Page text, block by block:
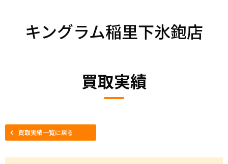
キングラム稲里下氷鉋店
買取実績
買取実績一覧に戻る